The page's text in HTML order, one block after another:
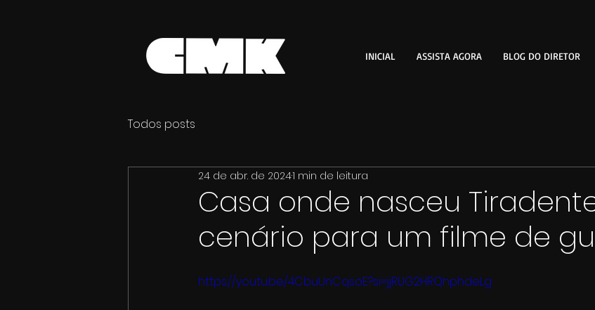
INICIAL ASSISTA AGORA BLOG DO DIRETOR
Todos posts
Casa onde nasceu
cenário para um filme de
24 de abr. de 20241 min de leitura
https://youtu.be/4CbuUnCqsoE?si=jjRUG2HRQhphdeLg